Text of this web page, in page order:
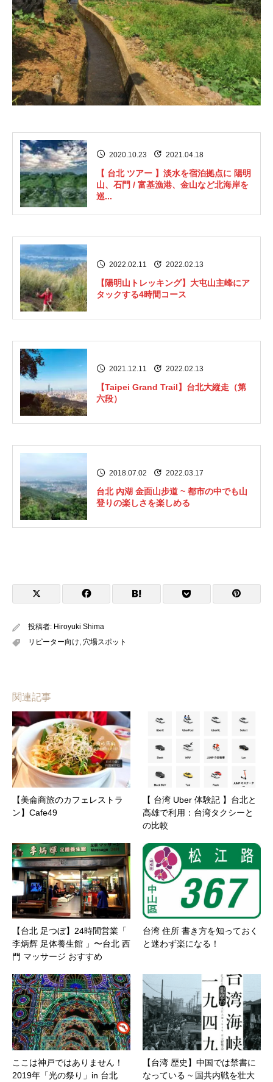
2020.10.23 2021.04.18
【 台北 ツアー 】淡水を宿泊拠点に 陽明
山、石門 / 富基漁港、金山など北海岸を
巡...
2022.02.11 2022.02.13
【陽明山トレッキング】大屯山主峰にア
タックする4時間コース
2021.12.11 2022.02.13
【Taipei Grand Trail】台北大縱走（第
六段）
2018.07.02 2022.03.17
台北 內湖 金面山步道 ~ 都市の中でも山
登りの楽しさを楽しめる
投稿者: Hiroyuki Shima
リピーター向け, 穴場スポット
関連記事
【美侖商旅のカフェレストラ
ン】Cafe49
【 台湾 Uber 体験記 】台北と
高雄で利用：台湾タクシーと
の比較
【台北 足つぼ】24時間営業「
李炳辉 足体養生館 」〜台北 西
門 マッサージ おすすめ
台湾 住所 書き方を知っておく
と迷わず楽になる！
ここは神戸ではありません！
2019年「光の祭り」in 台北
【台湾 歴史】中国では禁書に
なっている ~ 国共内戦を壮大